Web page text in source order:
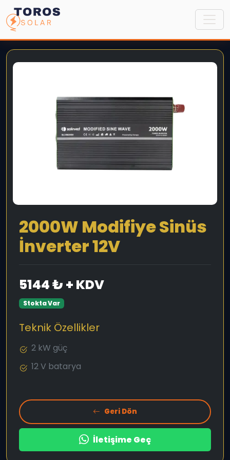
2000W Modifiye Sinüs
İnverter 12V
5144 ₺ + KDV
Stokta Var
Teknik Özellikler
2 kW güç
12 V batarya
Geri Dön
İletişime Geç